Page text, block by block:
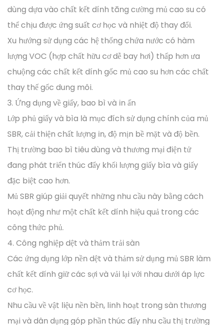
dùng dựa vào chất kết dính tăng cường mủ cao su có
thể chịu được ứng suất cơ học và nhiệt độ thay đổi.
Xu hướng sử dụng các hệ thống chứa nước có hàm
lượng VOC (hợp chất hữu cơ dễ bay hơi) thấp hơn ưa
chuộng các chất kết dính gốc mủ cao su hơn các chất
thay thế gốc dung môi.
3. Ứng dụng về giấy, bao bì và in ấn
Lớp phủ giấy và bìa là mục đích sử dụng chính của mủ
SBR, cải thiện chất lượng in, độ mịn bề mặt và độ bền.
Thị trường bao bì tiêu dùng và thương mại điện tử
đang phát triển thúc đẩy khối lượng giấy bìa và giấy
đặc biệt cao hơn.
Mủ SBR giúp giải quyết những nhu cầu này bằng cách
hoạt động như một chất kết dính hiệu quả trong các
công thức phủ.
4. Công nghiệp dệt và thảm trải sàn
Các ứng dụng lớp nền dệt và thảm sử dụng mủ SBR làm
chất kết dính giữ các sợi và vải lại với nhau dưới áp lực
cơ học.
Nhu cầu về vật liệu nền bền, linh hoạt trong sàn thương
mại và dân dụng góp phần thúc đẩy nhu cầu thị trường